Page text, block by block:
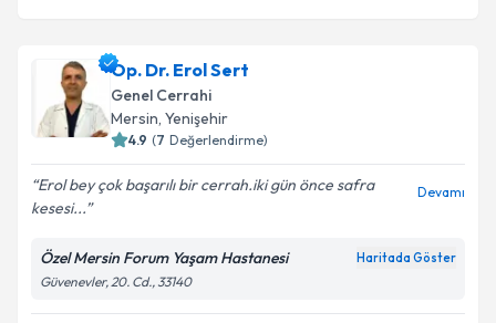
Op. Dr. Erol Sert
Genel Cerrahi
Mersin, Yenişehir
4.9 (7 Değerlendirme)
Erol bey çok başarılı bir cerrah.iki gün önce safra
kesesi...
Devamı
Özel Mersin Forum Yaşam Hastanesi Haritada Göster
Güvenevler, 20. Cd., 33140